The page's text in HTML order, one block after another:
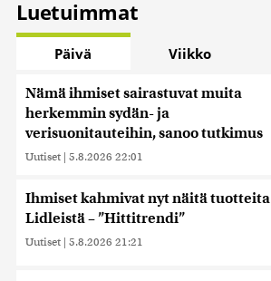
Luetuimmat
Päivä Viikko
Nämä ihmiset sairastuvat muita
herkemmin sydän- ja
verisuonitauteihin, sanoo tutkimus
Uutiset | 5.8.2026 22:01
Ihmiset kahmivat nyt näitä tuotteita
Lidleistä – ”Hittitrendi”
Uutiset | 5.8.2026 21:21